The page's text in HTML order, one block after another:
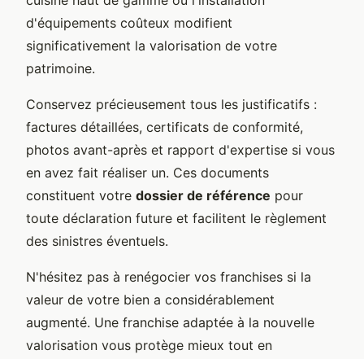
d'équipements coûteux modifient
significativement la valorisation de votre
patrimoine.
Conservez précieusement tous les justificatifs :
factures détaillées, certificats de conformité,
photos avant-après et rapport d'expertise si vous
en avez fait réaliser un. Ces documents
constituent votre dossier de référence pour
toute déclaration future et facilitent le règlement
des sinistres éventuels.
N'hésitez pas à renégocier vos franchises si la
valeur de votre bien a considérablement
augmenté. Une franchise adaptée à la nouvelle
valorisation vous protège mieux tout en